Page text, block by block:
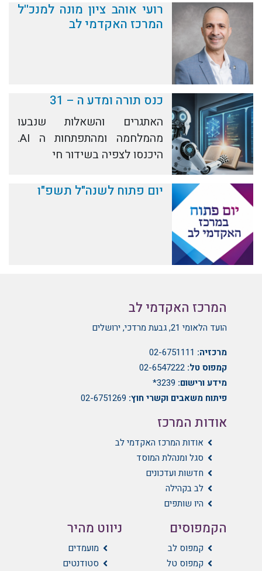
רועי אוהב ציון מונה למנכ''ל
המרכז האקדמי לב
כנס תורה ומדע ה – 31
האתגרים והשאלות שנבעו
מהמלחמה ומהתפתחות ה AI.
היכנסו לצפיה בשידור חי
יום פתוח לשנה"ל תשפ"ו
המרכז האקדמי לב
הועד הלאומי 21, גבעת מרדכי, ירושלים
מרכזיה: 02-6751111
קמפוס טל: 02-6547222
מידע ורישום: 3239*
פיתוח משאבים וקשרי חוץ: 02-6751269
אודות המרכז
אודות המרכז האקדמי לב
סגל ומנהלת המוסד
חדשות ועדכונים
לב בקהילה
היו שותפים
הקמפוסים
קמפוס לב
קמפוס טל
ניווט מהיר
מועמדים
סטודנטים